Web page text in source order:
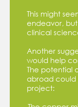
This might
endeavor,
clinical
Another
would help
The potential
abroad could
project: